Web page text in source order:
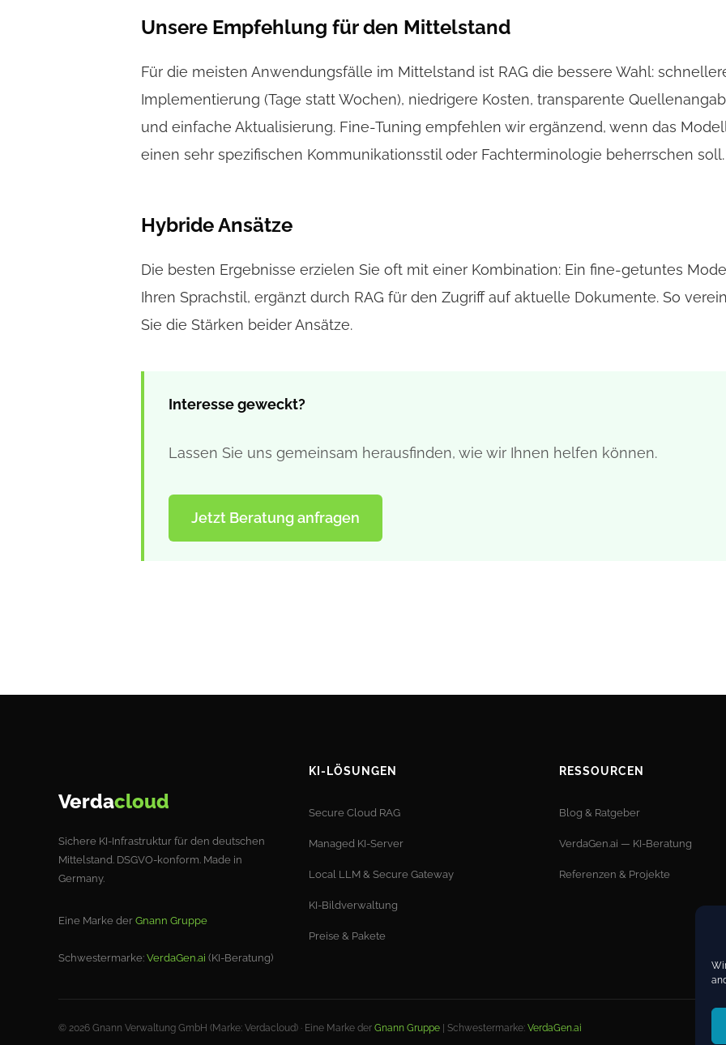
Unsere Empfehlung für den Mittelstand
Für die meisten Anwendungsfälle im Mittelstand ist RAG die bessere Wahl:
Implementierung (Tage statt Wochen), niedrigere Kosten, transparente
und einfache Aktualisierung. Fine-Tuning empfehlen wir ergänzend, wenn das
einen sehr spezifischen Kommunikationsstil oder Fachterminologie beherrschen soll.
Hybride Ansätze
Die besten Ergebnisse erzielen Sie oft mit einer Kombination: Ein fine-getuntes
Ihren Sprachstil, ergänzt durch RAG für den Zugriff auf aktuelle Dokumente. So
Sie die Stärken beider Ansätze.
Interesse geweckt?
Lassen Sie uns gemeinsam herausfinden, wie wir Ihnen helfen können.
Jetzt Beratung anfragen
Verdacloud
Sichere KI-Infrastruktur für den deutschen
Mittelstand. DSGVO-konform. Made in
Germany.
Eine Marke der Gnann Gruppe
Schwestermarke: VerdaGen.ai (KI-Beratung)
KI-LÖSUNGEN
Secure Cloud RAG
Managed KI-Server
Local LLM & Secure Gateway
KI-Bildverwaltung
Preise & Pakete
RESSOURCEN
Blog & Ratgeber
VerdaGen.ai — KI-Beratung
Referenzen & Projekte
© 2026 Gnann Verwaltung GmbH (Marke: Verdacloud) · Eine Marke der Gnann Gruppe | Schwestermarke: VerdaGen.ai